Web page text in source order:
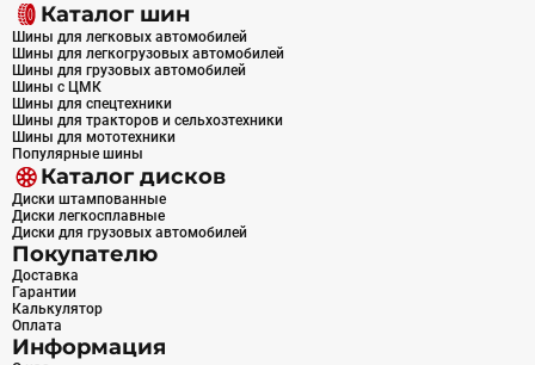
Каталог шин
Шины для легковых автомобилей
Шины для легкогрузовых автомобилей
Шины для грузовых автомобилей
Шины с ЦМК
Шины для спецтехники
Шины для тракторов и сельхозтехники
Шины для мототехники
Популярные шины
Каталог дисков
Диски штампованные
Диски легкосплавные
Диски для грузовых автомобилей
Покупателю
Доставка
Гарантии
Калькулятор
Оплата
Информация